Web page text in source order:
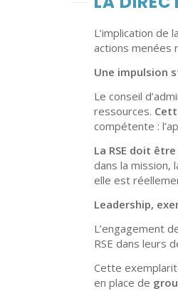
L’implication de
actions menées
Une impulsion
Le conseil
ressources. C
compétente :
La RSE doit
dans la mission,
elle est
Leadership,
L’engagement
RSE dans leurs
Cette
en place de